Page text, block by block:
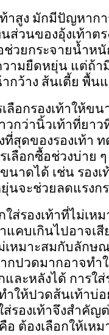
าสูง มักมีปัญหาก
วนของอุ้งเท้าตร
ช่วยกระจายน้ำหนั
มยืดหยุ่น แต่ถ้ามี
กว้าง ส้นเตี้ย พื้
ลือกรองเท้าให้ข
วกว่านิ้วเท้าที่ยา
สุดของรองเท้า
เลือกซื้อช่วงบ่าย
นาดได้ เช่น รอง
นจะช่วยลดแรงก
ใส่รองเท้าที่ไม่เ
แคบเกินไปอาจเ
เหมาะสมกับลักษ
กปวดมากอาจทำ
และหลังได้ การใ
ทำให้ปวดส้นเท้า
ส่รองเท้าจึงสำคั
อ ต้องเลือกให้เห